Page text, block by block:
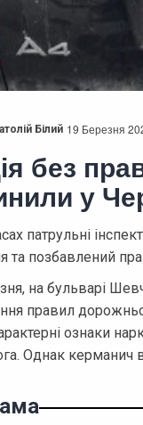
Білий 19 Березня
без
у
патрульні
та позбавлений
на бульварі
правил
ознаки
Однак керманич